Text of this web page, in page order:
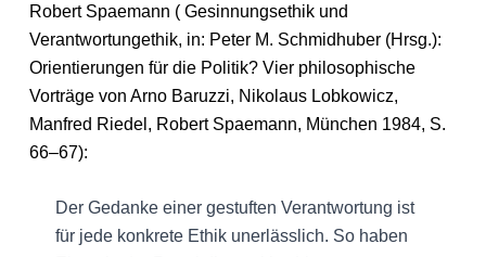
Robert Spaemann ( Gesinnungsethik und
Verantwortungethik, in: Peter M. Schmidhuber (Hrsg.):
Orientierungen für die Politik? Vier philosophische
Vorträge von Arno Baruzzi, Nikolaus Lobkowicz,
Manfred Riedel, Robert Spaemann, München 1984, S.
66–67):
Der Gedanke einer gestuften Verantwortung ist
für jede konkrete Ethik unerlässlich. So haben